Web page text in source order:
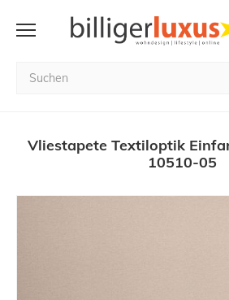
Vliestapete Textiloptik
10510-05